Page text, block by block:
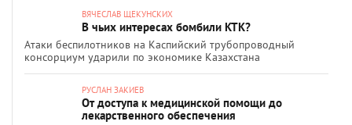
ВЯЧЕСЛАВ ЩЕКУНСКИХ
В чьих интересах бомбили КТК?
Атаки беспилотников на Каспийский трубопроводный
консорциум ударили по экономике Казахстана
РУСЛАН ЗАКИЕВ
От доступа к медицинской помощи до
лекарственного обеспечения